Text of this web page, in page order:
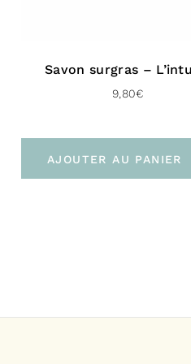
de
En
À
Savon surgras –
9,80€
AJOUTER AU PANIER